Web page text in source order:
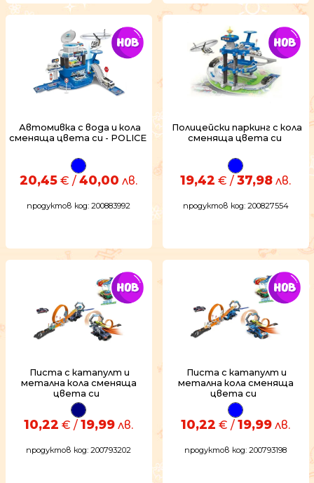
Автомивка с вода и кола
сменяща цвета си - POLICE
20,45 € / 40,00 лв.
продуктов код: 200883992
Полицейски паркинг с кола
сменяща цвета си
19,42 € / 37,98 лв.
продуктов код: 200827554
Писта с катапулт и
метална кола сменяща
цвета си
10,22 € / 19,99 лв.
продуктов код: 200793202
Писта с катапулт и
метална кола сменяща
цвета си
10,22 € / 19,99 лв.
продуктов код: 200793198